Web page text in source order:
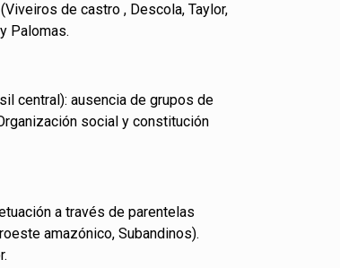
de castro , Descola, Taylor,
Palomas.
central): ausencia de grupos de
social y constitución
a través de parentelas
amazónico, Subandinos).